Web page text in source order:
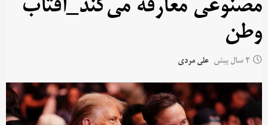
مصنوعی معارفه می‌کند_آفتاب
وطن
2 سال پیش علی مردی